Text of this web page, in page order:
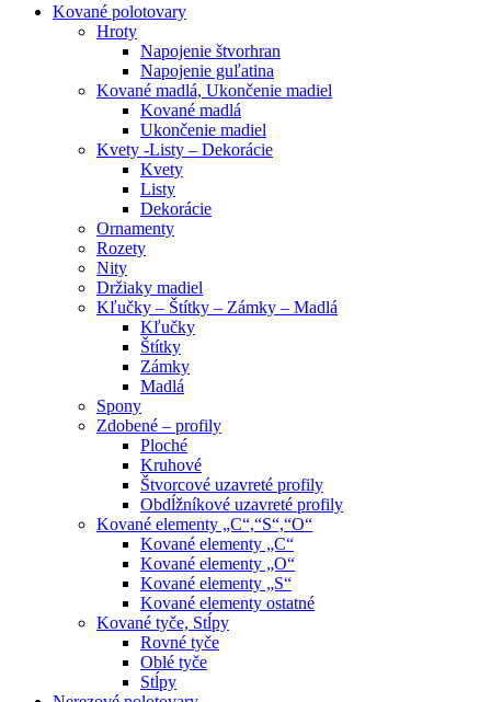
Kované polotovary
Hroty
Napojenie štvorhran
Napojenie guľatina
Kované madlá, Ukončenie madiel
Kované madlá
Ukončenie madiel
Kvety -Listy – Dekorácie
Kvety
Listy
Dekorácie
Ornamenty
Rozety
Nity
Držiaky madiel
Kľučky – Štítky – Zámky – Madlá
Kľučky
Štítky
Zámky
Madlá
Spony
Zdobené – profily
Ploché
Kruhové
Štvorcové uzavreté profily
Obdĺžníkové uzavreté profily
Kované elementy „C“,“S“,“O“
Kované elementy „C“
Kované elementy „O“
Kované elementy „S“
Kované elementy ostatné
Kované tyče, Stĺpy
Rovné tyče
Oblé tyče
Stĺpy